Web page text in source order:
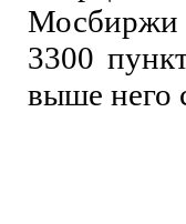
Мосбиржи
3300
выше него